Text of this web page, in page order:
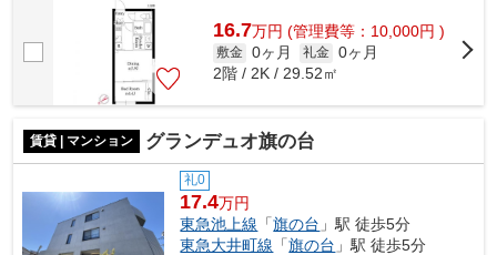
レベータ・敷地内ごみ置き場などが揃っ...
16.7万円 (管理費等：10,000円 )
敷金 0ヶ月 礼金 0ヶ月
2階 / 2K / 29.52㎡
賃貸 | マンション グランデュオ旗の台
礼0
17.4万円
東急池上線 「旗の台 」駅 徒歩5分
東急大井町線 「旗の台 」駅 徒歩5分